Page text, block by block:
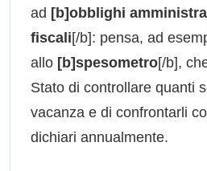
ad [b]obblighi
fiscali[/b]: pensa, ad
allo [b]spesometro[/b],
Stato di controllare quanti
vacanza e di confrontarli
dichiari annualmente.